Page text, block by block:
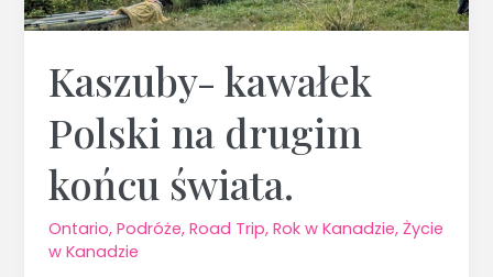
Kaszuby- kawałek
Polski na drugim
końcu świata.
Ontario,Podróże,Road Trip,Rok w Kanadzie,Życie
w Kanadzie